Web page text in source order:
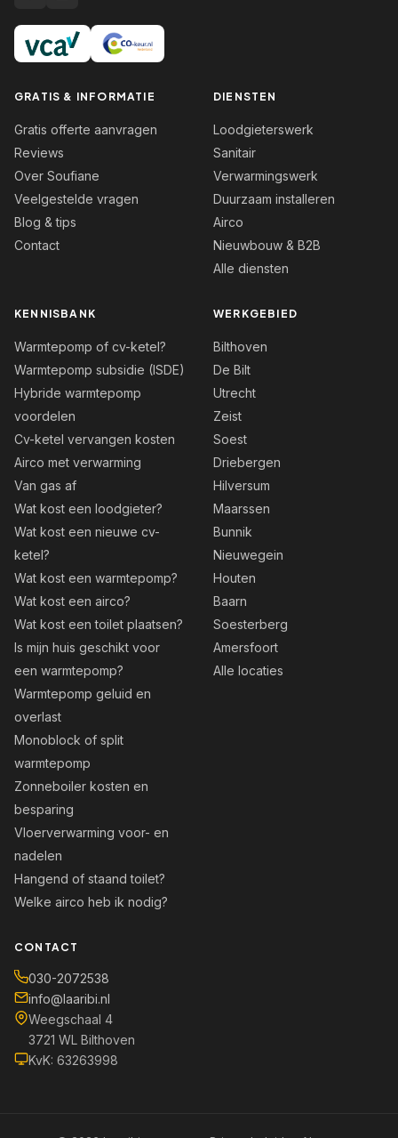
GRATIS & INFORMATIE
Gratis offerte aanvragen
Reviews
Over Soufiane
Veelgestelde vragen
Blog & tips
Contact
DIENSTEN
Loodgieterswerk
Sanitair
Verwarmingswerk
Duurzaam installeren
Airco
Nieuwbouw & B2B
Alle diensten
KENNISBANK
Warmtepomp of cv-ketel?
Warmtepomp subsidie (ISDE)
Hybride warmtepomp
voordelen
Cv-ketel vervangen kosten
Airco met verwarming
Van gas af
Wat kost een loodgieter?
Wat kost een nieuwe cv-
ketel?
Wat kost een warmtepomp?
Wat kost een airco?
Wat kost een toilet plaatsen?
Is mijn huis geschikt voor
een warmtepomp?
Warmtepomp geluid en
overlast
Monoblock of split
warmtepomp
Zonneboiler kosten en
besparing
Vloerverwarming voor- en
nadelen
Hangend of staand toilet?
Welke airco heb ik nodig?
WERKGEBIED
Bilthoven
De Bilt
Utrecht
Zeist
Soest
Driebergen
Hilversum
Maarssen
Bunnik
Nieuwegein
Houten
Baarn
Soesterberg
Amersfoort
Alle locaties
CONTACT
030-2072538
info@laaribi.nl
Weegschaal 4
3721 WL Bilthoven
KvK: 63263998